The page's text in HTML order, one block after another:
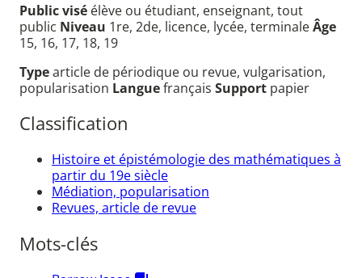
Public visé élève ou étudiant, enseignant, tout
public Niveau 1re, 2de, licence, lycée, terminaleÂge
15, 16, 17, 18, 19
Typearticle de périodique ou revue, vulgarisation,
popularisation Languefrançais Support papier
Classification
Histoire et épistémologie des mathématiques à
partir du 19e siècle
Médiation, popularisation
Revues, article de revue
Mots-clés